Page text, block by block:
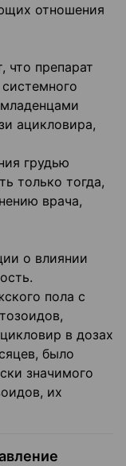
отношения
что препарат
ацикловира,
грудью
только тогда,
врача,
о влиянии
пола с
в дозах
было
значимого
их